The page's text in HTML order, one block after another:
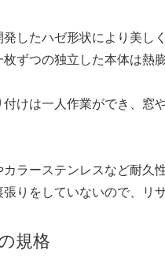
したハゼ形状により美し
ずつの独立した本体は熱
けは一人作業ができ、窓
カラーステンレスなど耐久
りをしていないので、リ
規格